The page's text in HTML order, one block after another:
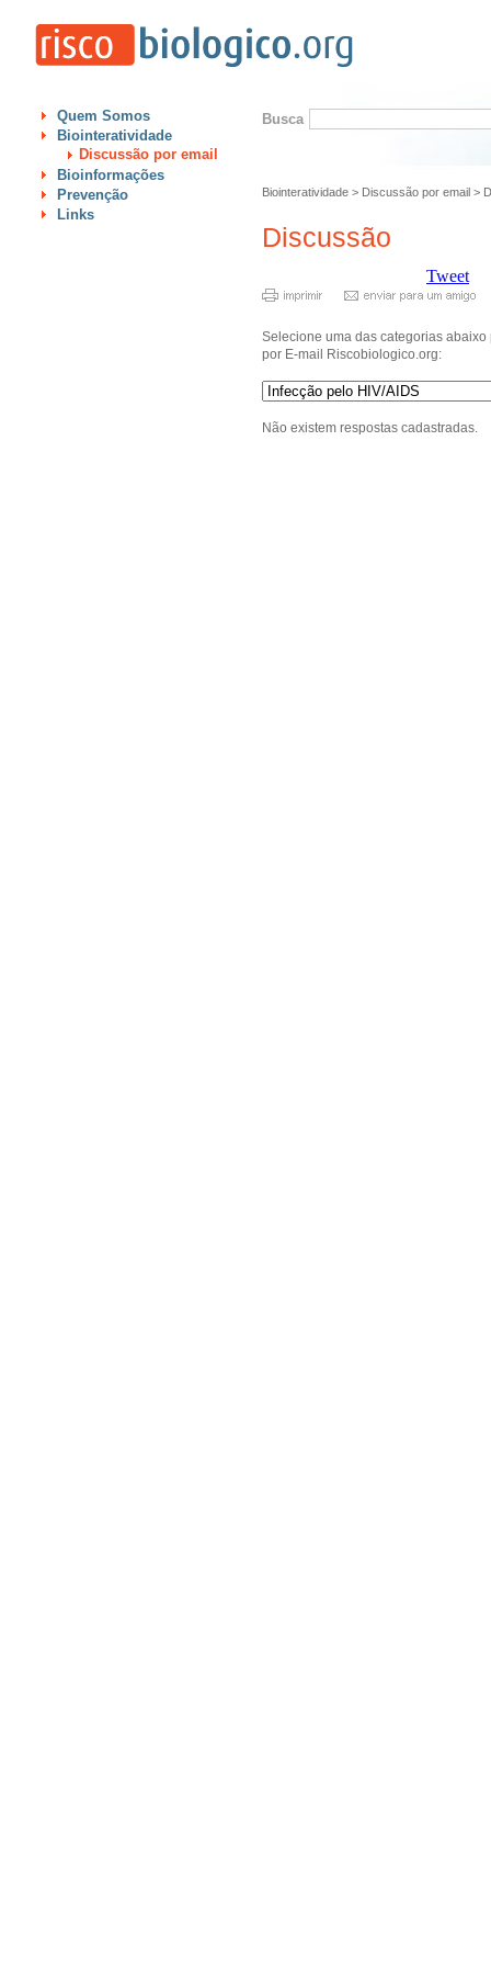
Quem Somos
Biointeratividade
Discussão por email
Bioinformações
Prevenção
Links
Busca
Biointeratividade > Discussão por email >
Discussão
Tweet
Selecione uma das categorias
por E-mail Riscobiologico.org:
Não existem respostas cadastradas.